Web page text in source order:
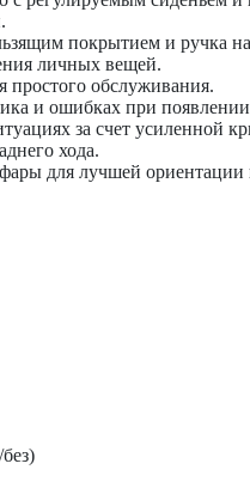
покрытием и ручка
личных вещей.
простого обслуживания.
и ошибках при
за счет усиленной
хода.
для лучшей